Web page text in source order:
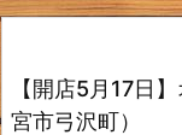
【開店5月17日
宮市弓沢町）